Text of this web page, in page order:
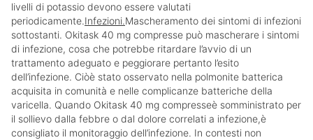
livelli di potassio devono essere valutati
periodicamente.Infezioni.Mascheramento dei sintomi di infezioni
sottostanti. Okitask 40 mg compresse può mascherare i sintomi
di infezione, cosa che potrebbe ritardare l’avvio di un
trattamento adeguato e peggiorare pertanto l’esito
dell’infezione. Ciòè stato osservato nella polmonite batterica
acquisita in comunità e nelle complicanze batteriche della
varicella. Quando Okitask 40 mg compresseè somministrato per
il sollievo dalla febbre o dal dolore correlati a infezione,è
consigliato il monitoraggio dell’infezione. In contesti non